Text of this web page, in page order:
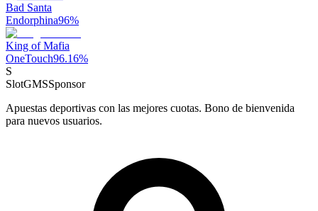
Bad Santa
Endorphina96%
King of Mafia
OneTouch96.16%
S
SlotGMSSponsor
Apuestas deportivas con las mejores cuotas. Bono de bienvenida
para nuevos usuarios.